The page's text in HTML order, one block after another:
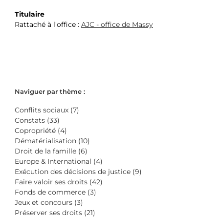
Titulaire
Rattaché à l'office : AJC - office de Massy
Naviguer par thème :
Conflits sociaux (7)
Constats (33)
Copropriété (4)
Dématérialisation (10)
Droit de la famille (6)
Europe & International (4)
Exécution des décisions de justice (9)
Faire valoir ses droits (42)
Fonds de commerce (3)
Jeux et concours (3)
Préserver ses droits (21)